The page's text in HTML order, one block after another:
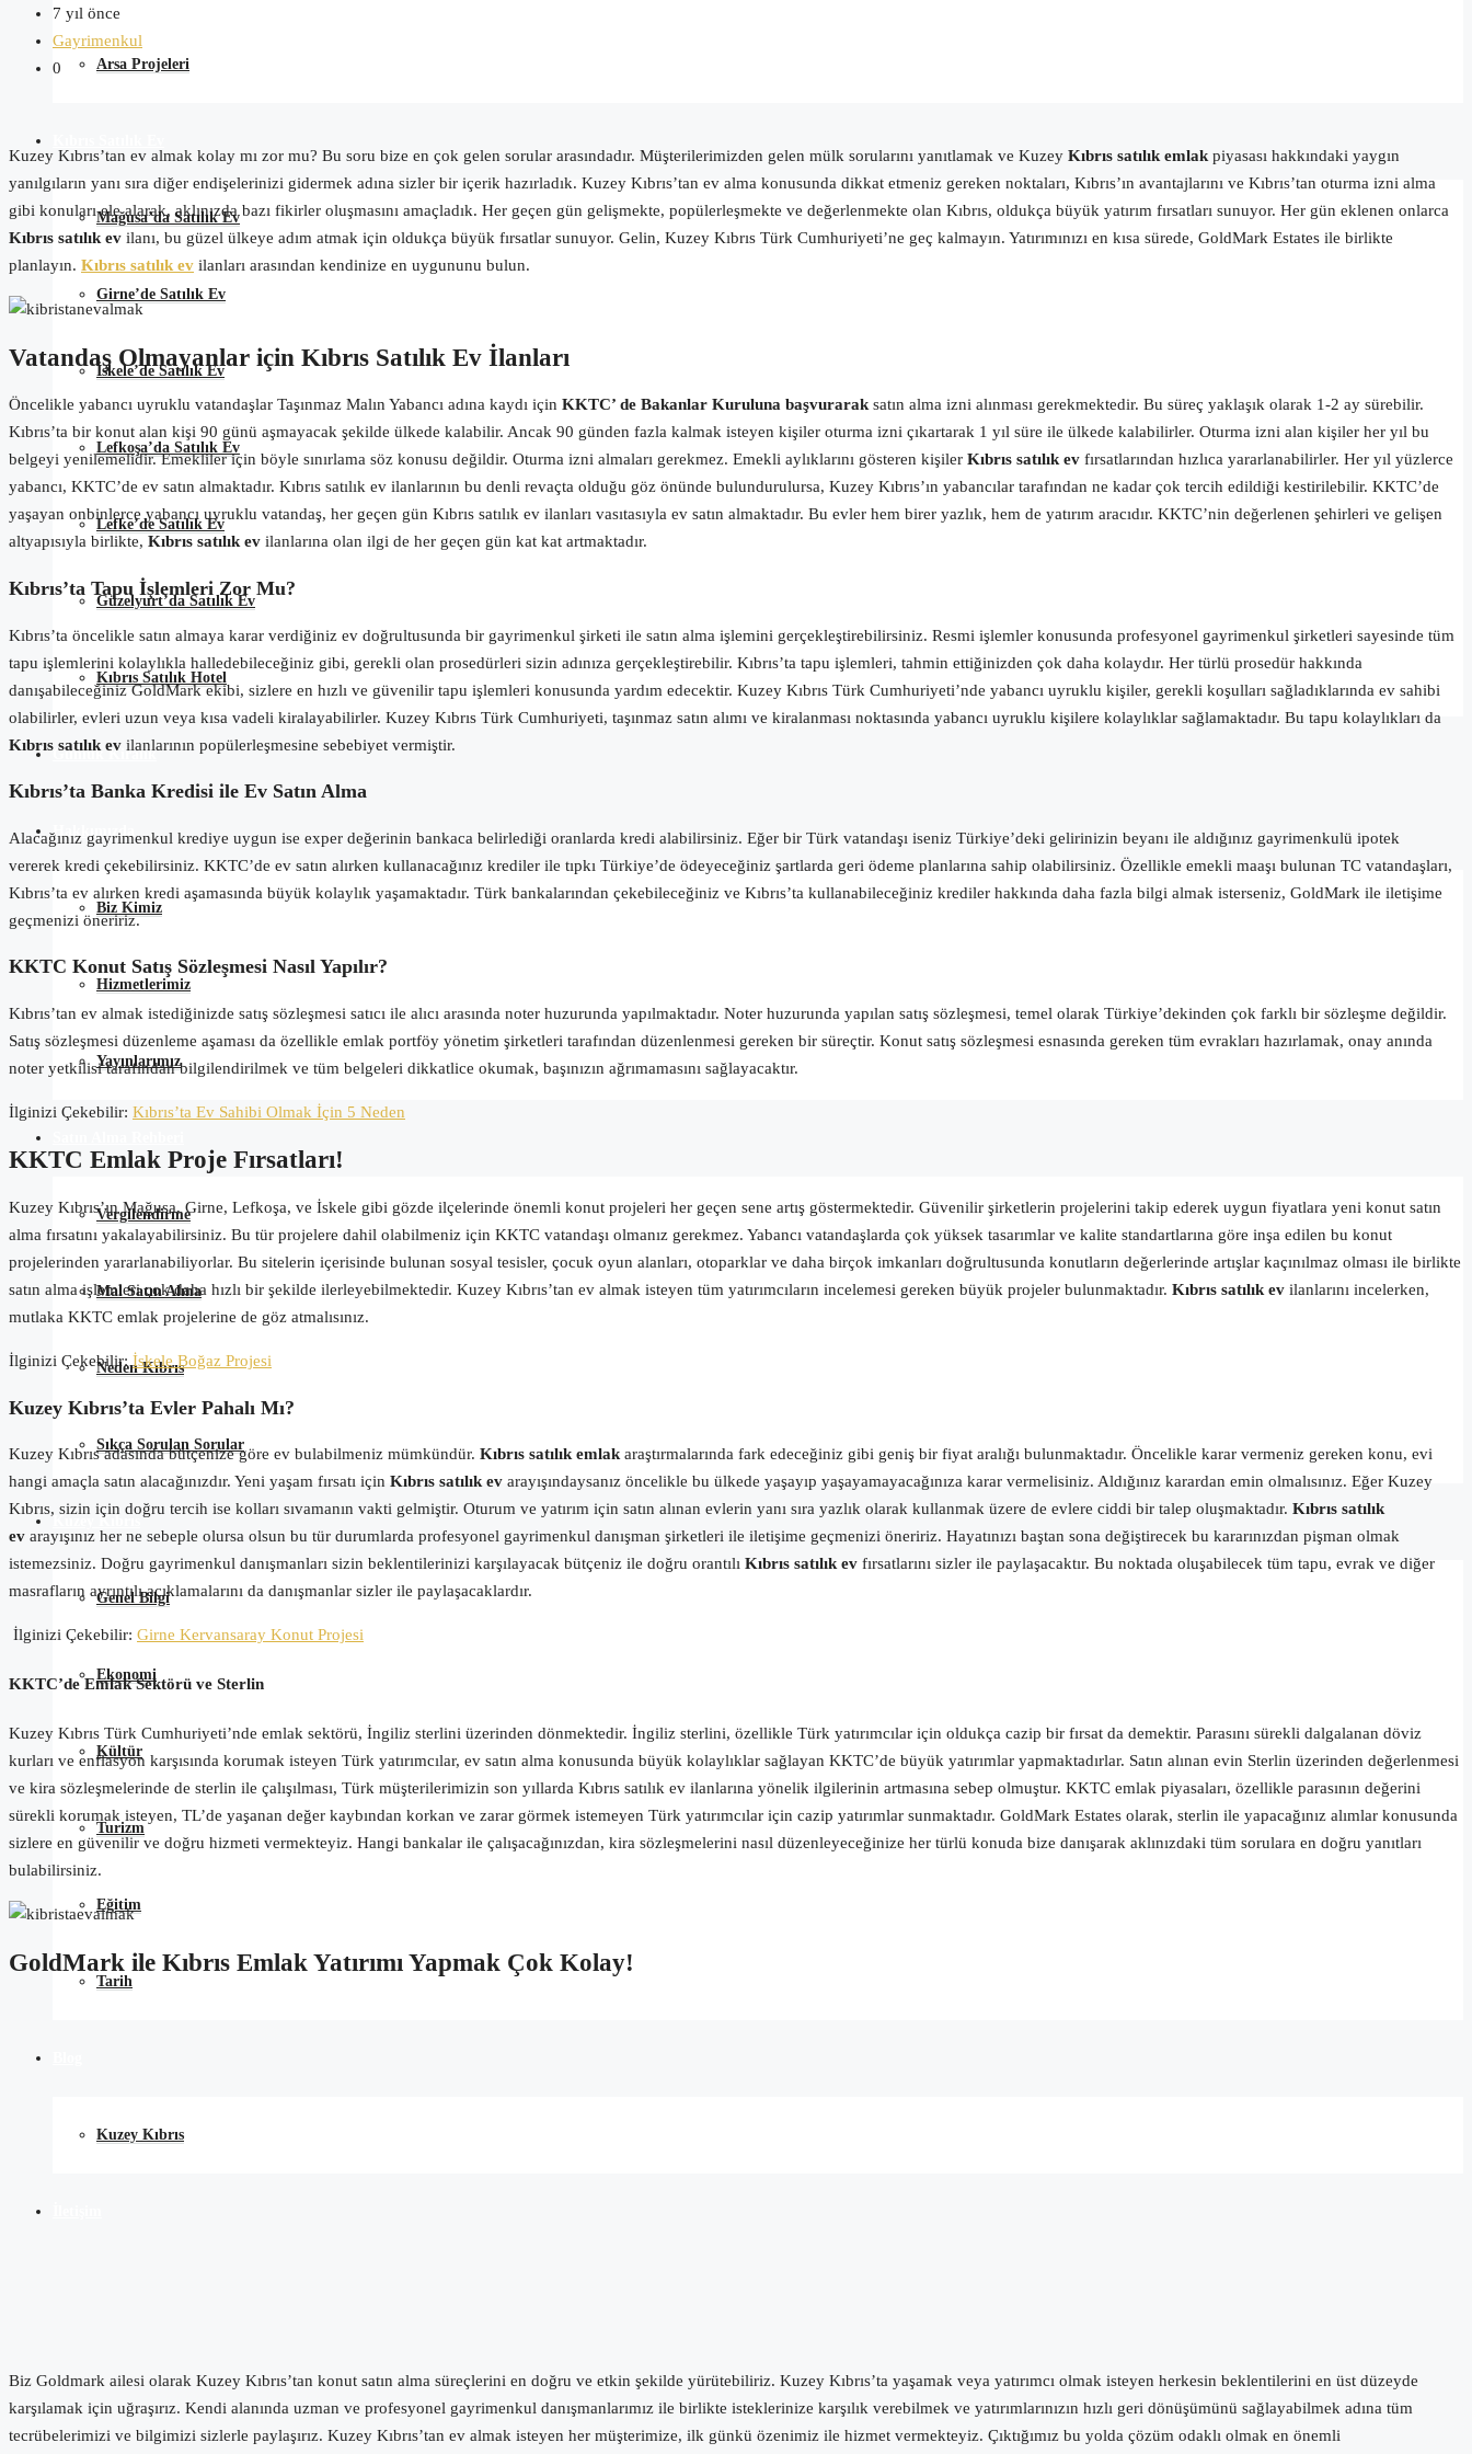
Arsa Projeleri
Mağusa’da Satılık Ev
Girne’de Satılık Ev
İskele’de Satılık Ev
Lefkoşa’da Satılık Ev
Lefke’de Satılık Ev
Güzelyurt’da Satılık Ev
Kıbrıs Satılık Hotel
Günlük Kiralık
Hakkımızda
Biz Kimiz
Hizmetlerimiz
Yayınlarımız
Vergilendirme
Mal Satın Alma
Neden Kıbrıs
Sıkça Sorulan Sorular
Kuzey Kıbrıs
Genel Bilgi
Ekonomi
Kültür
Turizm
Eğitim
Tarih
Kuzey Kıbrıs
7 yıl önce
Gayrimenkul
0
Kuzey Kıbrıs’tan ev almak kolay mı zor mu? Bu soru bize en çok gelen sorular arasındadır. Müşterilerimizden gelen mülk sorularını yanıtlamak ve Kuzey Kıbrıs satılık emlak piyasası hakkındaki yaygın
yanılgıların yanı sıra diğer endişelerinizi gidermek adına sizler bir içerik hazırladık. Kuzey Kıbrıs’tan ev alma konusunda dikkat etmeniz gereken noktaları, Kıbrıs’ın avantajlarını ve Kıbrıs’tan oturma izni alma
gibi konuları ele alarak, aklınızda bazı fikirler oluşmasını amaçladık. Her geçen gün gelişmekte, popülerleşmekte ve değerlenmekte olan Kıbrıs, oldukça büyük yatırım fırsatları sunuyor. Her gün eklenen onlarca
Kıbrıs satılık ev ilanı, bu güzel ülkeye adım atmak için oldukça büyük fırsatlar sunuyor. Gelin, Kuzey Kıbrıs Türk Cumhuriyeti’ne geç kalmayın. Yatırımınızı en kısa sürede, GoldMark Estates ile birlikte
planlayın. Kıbrıs satılık ev ilanları arasından kendinize en uygununu bulun.
Vatandaş Olmayanlar için Kıbrıs Satılık Ev İlanları
Öncelikle yabancı uyruklu vatandaşlar Taşınmaz Malın Yabancı adına kaydı için KKTC’ de Bakanlar Kuruluna başvuraraksatın alma izni alınması gerekmektedir. Bu süreç yaklaşık olarak 1-2 ay sürebilir.
Kıbrıs’ta bir konut alan kişi 90 günü aşmayacak şekilde ülkede kalabilir. Ancak 90 günden fazla kalmak isteyen kişiler oturma izni çıkartarak 1 yıl süre ile ülkede kalabilirler. Oturma izni alan kişiler her yıl bu
belgeyi yenilemelidir. Emekliler için böyle sınırlama söz konusu değildir. Oturma izni almaları gerekmez. Emekli aylıklarını gösteren kişiler Kıbrıs satılık ev fırsatlarından hızlıca yararlanabilirler. Her yıl yüzlerce
yabancı, KKTC’de ev satın almaktadır. Kıbrıs satılık ev ilanlarının bu denli revaçta olduğu göz önünde bulundurulursa, Kuzey Kıbrıs’ın yabancılar tarafından ne kadar çok tercih edildiği kestirilebilir. KKTC’de
yaşayan onbinlerce yabancı uyruklu vatandaş, her geçen gün Kıbrıs satılık ev ilanları vasıtasıyla ev satın almaktadır. Bu evler hem birer yazlık, hem de yatırım aracıdır. KKTC’nin değerlenen şehirleri ve gelişen
altyapısıyla birlikte, Kıbrıs satılık ev ilanlarına olan ilgi de her geçen gün kat kat artmaktadır.
Kıbrıs’ta Tapu İşlemleri Zor Mu?
Kıbrıs’ta öncelikle satın almaya karar verdiğiniz ev doğrultusunda bir gayrimenkul şirketi ile satın alma işlemini gerçekleştirebilirsiniz. Resmi işlemler konusunda profesyonel gayrimenkul şirketleri sayesinde tüm
tapu işlemlerini kolaylıkla halledebileceğiniz gibi, gerekli olan prosedürleri sizin adınıza gerçekleştirebilir. Kıbrıs’ta tapu işlemleri, tahmin ettiğinizden çok daha kolaydır. Her türlü prosedür hakkında
danışabileceğiniz GoldMark ekibi, sizlere en hızlı ve güvenilir tapu işlemleri konusunda yardım edecektir. Kuzey Kıbrıs Türk Cumhuriyeti’nde yabancı uyruklu kişiler, gerekli koşulları sağladıklarında ev sahibi
olabilirler, evleri uzun veya kısa vadeli kiralayabilirler. Kuzey Kıbrıs Türk Cumhuriyeti, taşınmaz satın alımı ve kiralanması noktasında yabancı uyruklu kişilere kolaylıklar sağlamaktadır. Bu tapu kolaylıkları da
Kıbrıs satılık ev ilanlarının popülerleşmesine sebebiyet vermiştir.
Kıbrıs’ta Banka Kredisi ile Ev Satın Alma
Alacağınız gayrimenkul krediye uygun ise exper değerinin bankaca belirlediği oranlarda kredi alabilirsiniz. Eğer bir Türk vatandaşı iseniz Türkiye’deki gelirinizin beyanı ile aldığınız gayrimenkulü ipotek
vererek kredi çekebilirsiniz. KKTC’de ev satın alırken kullanacağınız krediler ile tıpkı Türkiye’de ödeyeceğiniz şartlarda geri ödeme planlarına sahip olabilirsiniz. Özellikle emekli maaşı bulunan TC vatandaşları,
Kıbrıs’ta ev alırken kredi aşamasında büyük kolaylık yaşamaktadır. Türk bankalarından çekebileceğiniz ve Kıbrıs’ta kullanabileceğiniz krediler hakkında daha fazla bilgi almak isterseniz, GoldMark ile iletişime
geçmenizi öneririz.
KKTC Konut Satış Sözleşmesi Nasıl Yapılır?
Kıbrıs’tan ev almak istediğinizde satış sözleşmesi satıcı ile alıcı arasında noter huzurunda yapılmaktadır. Noter huzurunda yapılan satış sözleşmesi, temel olarak Türkiye’dekinden çok farklı bir sözleşme değildir.
Satış sözleşmesi düzenleme aşaması da özellikle emlak portföy yönetim şirketleri tarafından düzenlenmesi gereken bir süreçtir. Konut satış sözleşmesi esnasında gereken tüm evrakları hazırlamak, onay anında
noter yetkilisi tarafından bilgilendirilmek ve tüm belgeleri dikkatlice okumak, başınızın ağrımamasını sağlayacaktır.
İlginizi Çekebilir: Kıbrıs’ta Ev Sahibi Olmak İçin 5 Neden
KKTC Emlak Proje Fırsatları!
Kuzey Kıbrıs’ın Mağusa, Girne, Lefkoşa, ve İskele gibi gözde ilçelerinde önemli konut projeleri her geçen sene artış göstermektedir. Güvenilir şirketlerin projelerini takip ederek uygun fiyatlara yeni konut satın
alma fırsatını yakalayabilirsiniz. Bu tür projelere dahil olabilmeniz için KKTC vatandaşı olmanız gerekmez. Yabancı vatandaşlarda çok yüksek tasarımlar ve kalite standartlarına göre inşa edilen bu konut
projelerinden yararlanabiliyorlar. Bu sitelerin içerisinde bulunan sosyal tesisler, çocuk oyun alanları, otoparklar ve daha birçok imkanları doğrultusunda konutların değerlerinde artışlar kaçınılmaz olması ile birlikte
satın alma işlemleri çok daha hızlı bir şekilde ilerleyebilmektedir. Kuzey Kıbrıs’tan ev almak isteyen tüm yatırımcıların incelemesi gereken büyük projeler bulunmaktadır. Kıbrıs satılık ev ilanlarını incelerken,
mutlaka KKTC emlak projelerine de göz atmalısınız.
İlginizi Çekebilir: İskele Boğaz Projesi
Kuzey Kıbrıs’ta Evler Pahalı Mı?
Kuzey Kıbrıs adasında bütçenize göre ev bulabilmeniz mümkündür. Kıbrıs satılık emlak araştırmalarında fark edeceğiniz gibi geniş bir fiyat aralığı bulunmaktadır. Öncelikle karar vermeniz gereken konu, evi
hangi amaçla satın alacağınızdır. Yeni yaşam fırsatı için Kıbrıs satılık ev arayışındaysanız öncelikle bu ülkede yaşayıp yaşayamayacağınıza karar vermelisiniz. Aldığınız karardan emin olmalısınız. Eğer Kuzey
Kıbrıs, sizin için doğru tercih ise kolları sıvamanın vakti gelmiştir. Oturum ve yatırım için satın alınan evlerin yanı sıra yazlık olarak kullanmak üzere de evlere ciddi bir talep oluşmaktadır. Kıbrıs satılık
ev arayışınız her ne sebeple olursa olsun bu tür durumlarda profesyonel gayrimenkul danışman şirketleri ile iletişime geçmenizi öneririz. Hayatınızı baştan sona değiştirecek bu kararınızdan pişman olmak
istemezsiniz. Doğru gayrimenkul danışmanları sizin beklentilerinizi karşılayacak bütçeniz ile doğru orantılı Kıbrıs satılık ev fırsatlarını sizler ile paylaşacaktır. Bu noktada oluşabilecek tüm tapu, evrak ve diğer
masrafların ayrıntılı açıklamalarını da danışmanlar sizler ile paylaşacaklardır.
İlginizi Çekebilir: Girne Kervansaray Konut Projesi
KKTC’de Emlak Sektörü ve Sterlin
Kuzey Kıbrıs Türk Cumhuriyeti’nde emlak sektörü, İngiliz sterlini üzerinden dönmektedir. İngiliz sterlini, özellikle Türk yatırımcılar için oldukça cazip bir fırsat da demektir. Parasını sürekli dalgalanan döviz
kurları ve enflasyon karşısında korumak isteyen Türk yatırımcılar, ev satın alma konusunda büyük kolaylıklar sağlayan KKTC’de büyük yatırımlar yapmaktadırlar. Satın alınan evin Sterlin üzerinden değerlenmesi
ve kira sözleşmelerinde de sterlin ile çalışılması, Türk müşterilerimizin son yıllarda Kıbrıs satılık ev ilanlarına yönelik ilgilerinin artmasına sebep olmuştur. KKTC emlak piyasaları, özellikle parasının değerini
sürekli korumak isteyen, TL’de yaşanan değer kaybından korkan ve zarar görmek istemeyen Türk yatırımcılar için cazip yatırımlar sunmaktadır. GoldMark Estates olarak, sterlin ile yapacağınız alımlar konusunda
sizlere en güvenilir ve doğru hizmeti vermekteyiz. Hangi bankalar ile çalışacağınızdan, kira sözleşmelerini nasıl düzenleyeceğinize her türlü konuda bize danışarak aklınızdaki tüm sorulara en doğru yanıtları
bulabilirsiniz.
GoldMark ile Kıbrıs Emlak Yatırımı Yapmak Çok Kolay!
Biz Goldmark ailesi olarak Kuzey Kıbrıs’tan konut satın alma süreçlerini en doğru ve etkin şekilde yürütebiliriz. Kuzey Kıbrıs’ta yaşamak veya yatırımcı olmak isteyen herkesin beklentilerini en üst düzeyde
karşılamak için uğraşırız. Kendi alanında uzman ve profesyonel gayrimenkul danışmanlarımız ile birlikte isteklerinize karşılık verebilmek ve yatırımlarınızın hızlı geri dönüşümünü sağlayabilmek adına tüm
tecrübelerimizi ve bilgimizi sizlerle paylaşırız. Kuzey Kıbrıs’tan ev almak isteyen her müşterimize, ilk günkü özenimiz ile hizmet vermekteyiz. Çıktığımız bu yolda çözüm odaklı olmak en önemli